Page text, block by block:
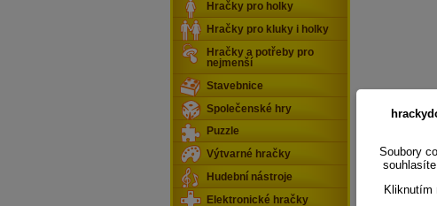
Hračky pro holky
Hračky pro kluky i holky
Hračky a potřeby pro
nejmenší
Stavebnice
Společenské hry
Puzzle
Výtvarné hračky
Hudební nástroje
Elektronické hračky
Soubory
Kliknutím